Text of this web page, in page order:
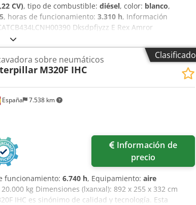
CV), tipo de combustible: diésel, color: blanco,
, horas de funcionamiento: 3.310 h, Información
Dksdpfjyzz E Rex Amror
del motor: 4.400 cc Tracción: Ruedas Peso en vacío:
Estado Estado técnico: Muy bueno Estado visual: Muy
Bajo consulta Más información Póngase en contacto
Clasificado
España 7.538 km
sobre neumáticos
M320F IHC
precio
funcionamiento: 6.740 h, Equipamiento: aire
kg Dimensiones (lxanxal): 892 x 255 x 332 cm
IHC es sinónimo de calidad y tecnología. Esta